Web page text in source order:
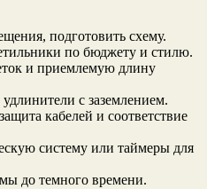
подготовить схему.
по бюджету и стилю.
и приемлемую длину
с заземлением.
кабелей и соответствие
систему или таймеры для
до темного времени.